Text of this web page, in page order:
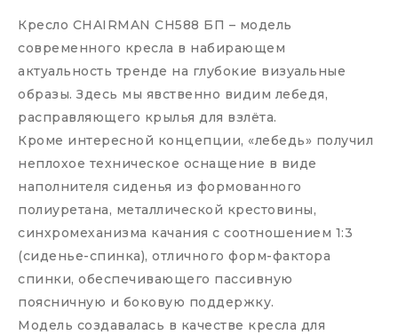
Кресло CHAIRMAN CH588 БП – модель
современного кресла в набирающем
актуальность тренде на глубокие визуальные
образы. Здесь мы явственно видим лебедя,
расправляющего крылья для взлёта.
Кроме интересной концепции, «лебедь» получил
неплохое техническое оснащение в виде
наполнителя сиденья из формованного
полиуретана, металлической крестовины,
синхромеханизма качания с соотношением 1:3
(сиденье-спинка), отличного форм-фактора
спинки, обеспечивающего пассивную
поясничную и боковую поддержку.
Модель создавалась в качестве кресла для